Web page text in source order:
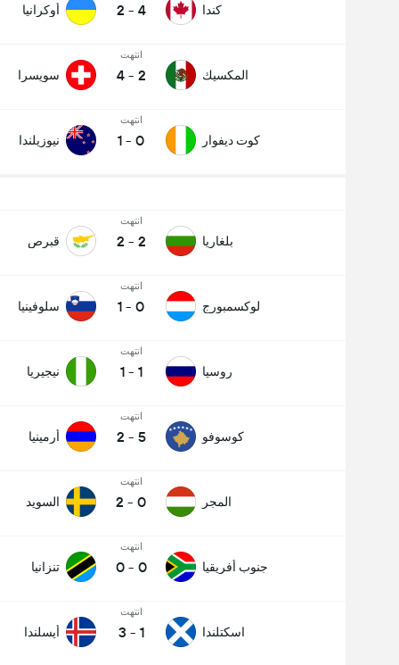
كندا 4
-
2 أوكرانيا
المكسيك
انتهت
2
-
4 سويسرا
كوت ديفوار
انتهت
0
-
1 نيوزيلندا
بلغاريا
انتهت
2
-
2 قبرص
لوكسمبورج
انتهت
0
-
1 سلوفينيا
روسيا
انتهت
1
-
1 نيجيريا
كوسوفو
انتهت
5
-
2 أرمينيا
المجر
انتهت
0
-
2 السويد
جنوب أفريقيا
انتهت
0
-
0 تنزانيا
اسكتلندا
انتهت
1
-
3 أيسلندا